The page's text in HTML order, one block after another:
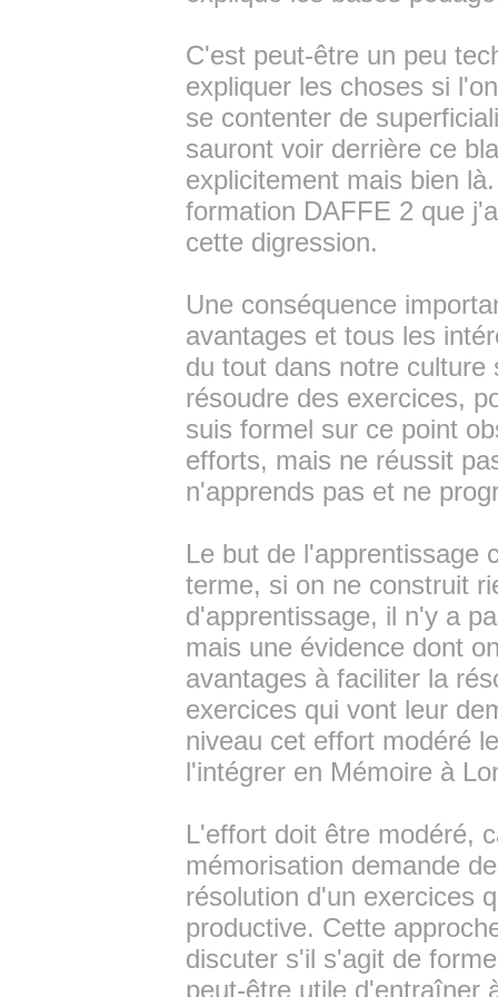
C'est peut-être un peu
expliquer les choses si
se contenter de
sauront voir derrière ce
explicitement mais bien
formation DAFFE 2 que
cette digression.
Une conséquence
avantages et tous les
du tout dans notre
résoudre des exercices,
suis formel sur ce point
efforts, mais ne réussit
n'apprends pas et ne
Le but de l'apprentissage
terme, si on ne construit
d'apprentissage, il n'y a
mais une évidence dont
avantages à faciliter la
exercices qui vont leur
niveau cet effort modéré
l'intégrer en Mémoire à
L'effort doit être modéré,
mémorisation demande
résolution d'un exercices
productive. Cette
discuter s'il s'agit de
peut-être utile d'entraîner